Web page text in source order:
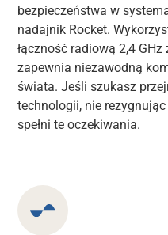
bezpieczeństwa w
nadajnik Rocket.
łączność radiową 2,4
zapewnia niezawodną
świata. Jeśli szukasz
technologii, nie
spełni te oczekiwania.